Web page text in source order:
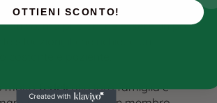
per essere un cane molto
attivo, ma può anche essere un po’
moltofedelialla loro famiglia e
OTTIENI SCONTO!